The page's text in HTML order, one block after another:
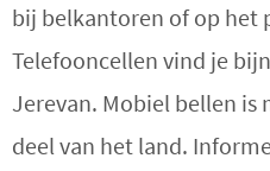
bij belkantoren of op het
Telefooncellen vind je
Jerevan. Mobiel bellen is
deel van het land.